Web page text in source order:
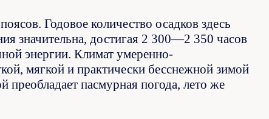
Годовое количество осадков здесь
значительна, достигая 2 300—2 350 часов
энергии. Климат умеренно-
мягкой и практически бесснежной зимой
пасмурная погода, лето же